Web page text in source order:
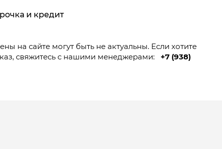
и кредит
на сайте могут быть не актуальны. Если хотите
свяжитесь с нашими менеджерами:
+7 (938)